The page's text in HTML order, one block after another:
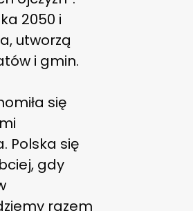
2050 i
utworzą
i gmin.
się
Polska się
gdy
razem